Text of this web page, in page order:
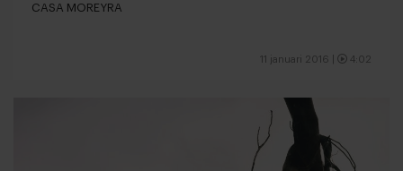
CASA MOREYRA
11 januari 2016 4:02